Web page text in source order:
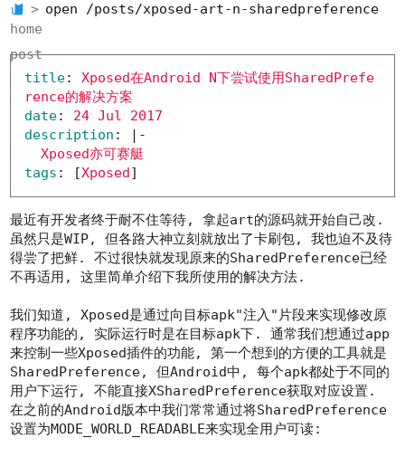
open /posts/xposed-art-n-sharedpreference
home
post
title:
Xposed在Android N下尝试使用SharedPrefe
rence的解决方案
date:
24 Jul 2017
description :
|-
Xposed亦可赛艇
tags : [Xposed]
最近有开发者终于耐不住等待, 拿起art的源码就开始自己改.
虽然只是WIP, 但各路大神立刻就放出了卡刷包, 我也迫不及待
得尝了把鲜. 不过很快就发现原来的SharedPreference已经
不再适用, 这里简单介绍下我所使用的解决方法.
我们知道, Xposed是通过向目标apk"注入"片段来实现修改原
程序功能的, 实际运行时是在目标apk下. 通常我们想通过app
来控制一些Xposed插件的功能, 第一个想到的方便的工具就是
SharedPreference, 但Android中, 每个apk都处于不同的
用户下运行, 不能直接XSharedPreference获取对应设置.
在之前的Android版本中我们常常通过将SharedPreference
设置为MODE_WORLD_READABLE来实现全用户可读: